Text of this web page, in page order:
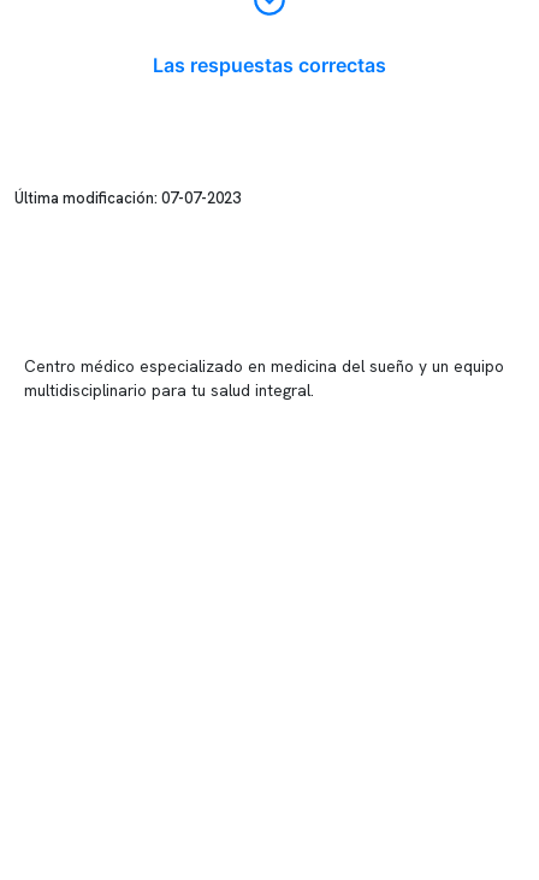
Las respuestas correctas
Última modificación: 07-07-2023
Centro médico especializado en medicina del sueño y un equipo
multidisciplinario para tu salud integral.